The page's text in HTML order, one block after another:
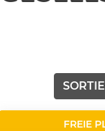
FREIE